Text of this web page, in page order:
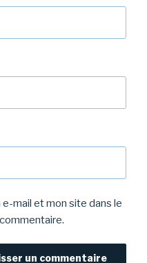
mail et mon site dans le